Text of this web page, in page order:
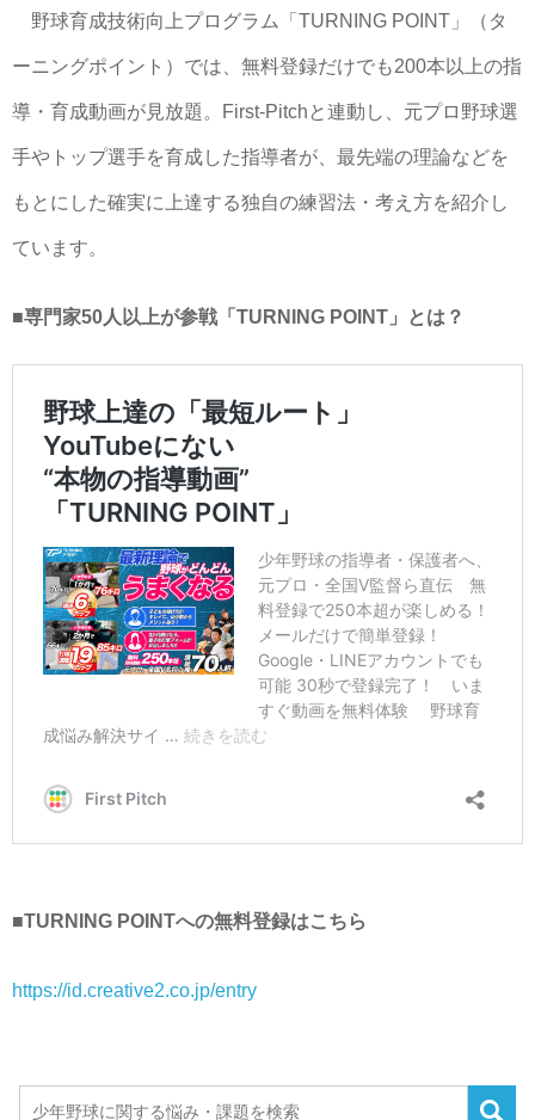
野球育成技術向上プログラム「TURNING POINT」（タ
ーニングポイント）では、無料登録だけでも200本以上の指
導・育成動画が見放題。First-Pitchと連動し、元プロ野球選
手やトップ選手を育成した指導者が、最先端の理論などを
もとにした確実に上達する独自の練習法・考え方を紹介し
ています。
■専門家50人以上が参戦「TURNING POINT」とは？
■TURNING POINTへの無料登録はこちら
https://id.creative2.co.jp/entry